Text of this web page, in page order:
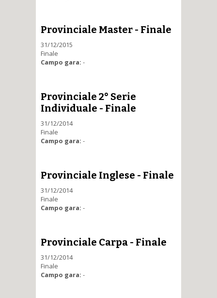
Provinciale Master - Finale
31/12/2015
Finale
Campo gara: -
Provinciale 2° Serie
Individuale - Finale
31/12/2014
Finale
Campo gara: -
Provinciale Inglese - Finale
31/12/2014
Finale
Campo gara: -
Provinciale Carpa - Finale
31/12/2014
Finale
Campo gara: -